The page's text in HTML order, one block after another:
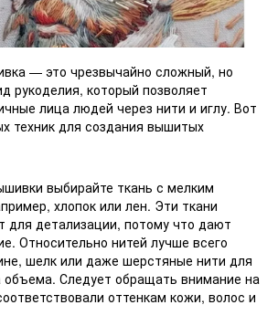
— это чрезвычайно сложный, но
рукоделия, который позволяет
лица людей через нити и иглу. Вот
техник для создания вышитых
выбирайте ткань с мелким
хлопок или лен. Эти ткани
для детализации, потому что дают
Относительно нитей лучше всего
шелк или даже шерстяные нити для
Следует обращать внимание на
оттенкам кожи, волос и